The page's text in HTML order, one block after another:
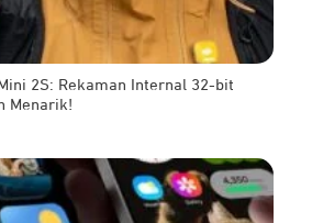
2S: Rekaman Internal 32-bit
Menarik!